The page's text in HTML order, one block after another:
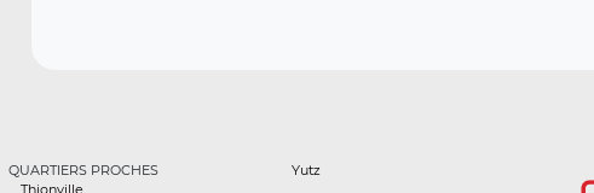
QUARTIERS PROCHES
Thionville
Yutz